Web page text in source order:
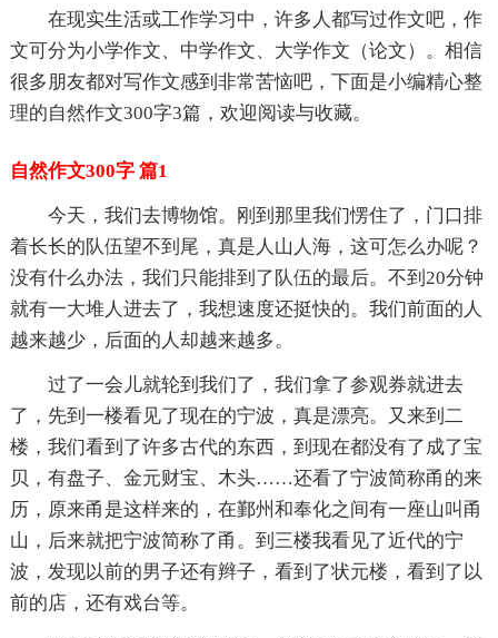
在现实生活或工作学习中，许多人都写过作文吧，作
文可分为小学作文、中学作文、大学作文（论文）。相信
很多朋友都对写作文感到非常苦恼吧，下面是小编精心整
理的自然作文300字3篇，欢迎阅读与收藏。
自然作文300字 篇1
今天，我们去博物馆。刚到那里我们愣住了，门口排
着长长的队伍望不到尾，真是人山人海，这可怎么办呢？
没有什么办法，我们只能排到了队伍的最后。不到20分钟
就有一大堆人进去了，我想速度还挺快的。我们前面的人
越来越少，后面的人却越来越多。
过了一会儿就轮到我们了，我们拿了参观券就进去
了，先到一楼看见了现在的宁波，真是漂亮。又来到二
楼，我们看到了许多古代的东西，到现在都没有了成了宝
贝，有盘子、金元财宝、木头……还看了宁波简称甬的来
历，原来甬是这样来的，在鄞州和奉化之间有一座山叫甬
山，后来就把宁波简称了甬。到三楼我看见了近代的宁
波，发现以前的男子还有辫子，看到了状元楼，看到了以
前的店，还有戏台等。